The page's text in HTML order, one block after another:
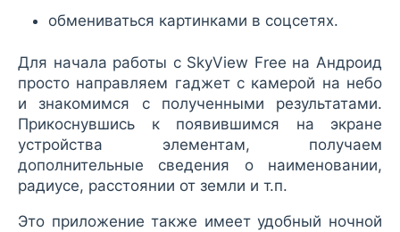
обмениваться картинками в соцсетях.
Для начала работы с SkyView Free на Андроид
просто направляем гаджет с камерой на небо
и знакомимся с полученными результатами.
Прикоснувшись к появившимся на экране
устройства элементам, получаем
дополнительные сведения о наименовании,
радиусе, расстоянии от земли и т.п.
Это приложение также имеет удобный ночной